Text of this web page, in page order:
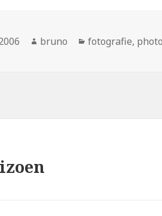
Auteur
bruno Categorieën
fotografie,